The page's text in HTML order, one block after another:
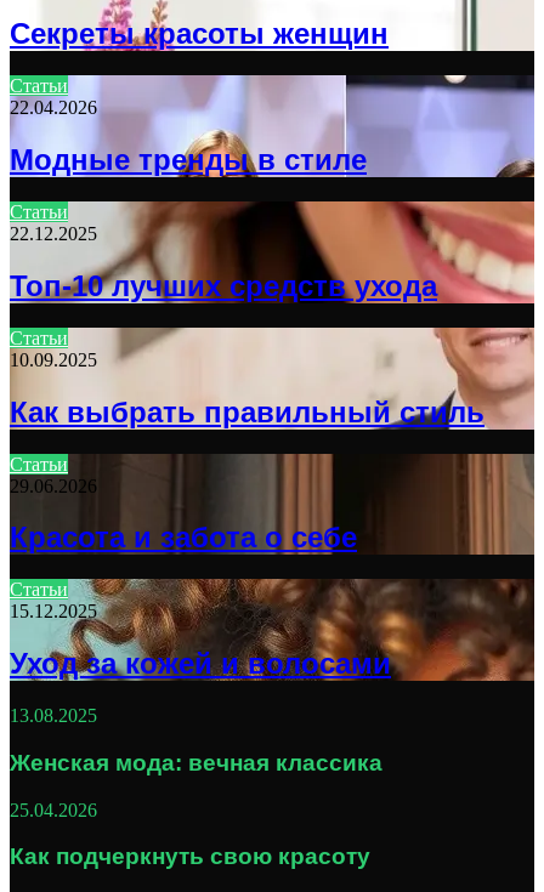
Секреты красоты женщин
Статьи
22.04.2026
Модные тренды в стиле
Статьи
22.12.2025
Топ-10 лучших средств ухода
Статьи
10.09.2025
Как выбрать правильный стиль
Статьи
29.06.2026
Красота и забота о себе
Статьи
15.12.2025
Уход за кожей и волосами
13.08.2025
Женская мода: вечная классика
25.04.2026
Как подчеркнуть свою красоту